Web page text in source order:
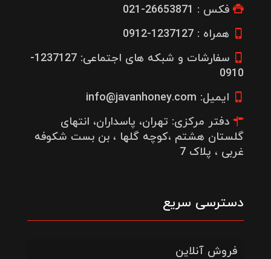
فکس : 26653871-021
همراه : 1237127-0912
سفارشات و شبکه های اجتماعی: 1237127-
0910
ایمیل: info@javanhoney.com
دفتر مرکزی: تهران، پاسداران، انتهای
گلستان هشتم ،کوچه گلها ، بن بست شکوفه
غربی ، پلاک 7
دسترسی سریع
فروش آنلاین